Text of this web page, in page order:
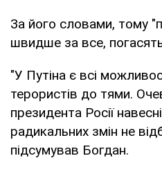
За його словами, тому
швидше за все,
"У Путіна є всі
терористів до тями.
президента Росії
радикальних змін не
підсумував Богдан.